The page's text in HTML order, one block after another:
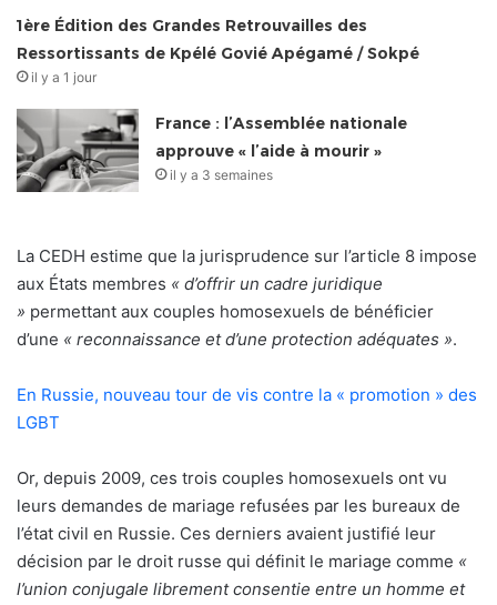
1ère Édition des Grandes Retrouvailles des
Ressortissants de Kpélé Govié Apégamé / Sokpé
il y a 1 jour
France : l’Assemblée nationale
approuve « l’aide à mourir »
il y a 3 semaines
La CEDH estime que la jurisprudence sur l’article 8 impose
aux États membres « d’offrir un cadre juridique
» permettant aux couples homosexuels de bénéficier
d’une « reconnaissance et d’une protection adéquates ».
En Russie, nouveau tour de vis contre la « promotion » des
LGBT
Or, depuis 2009, ces trois couples homosexuels ont vu
leurs demandes de mariage refusées par les bureaux de
l’état civil en Russie. Ces derniers avaient justifié leur
décision par le droit russe qui définit le mariage comme «
l’union conjugale librement consentie entre un homme et